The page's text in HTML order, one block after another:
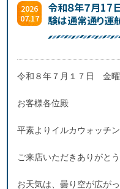
2026
07.17
令和８年７月
験は通常通り運
令和８年７月１７日 金曜
お客様各位殿
平素よりイルカウォッチ
ご来店いただきありがと
お天気は、曇り空が広が